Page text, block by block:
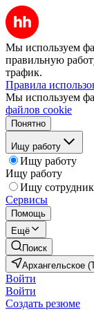
Мы используем
правильную
трафик.
Правила
Мы используем
файлов cookie
Понятно
Ищу работу
Ищу работу
Ищу работу
Ищу
Сервисы
Помощь
Ещё
Поиск
Архангельское
Войти
Войти
Создать резюме